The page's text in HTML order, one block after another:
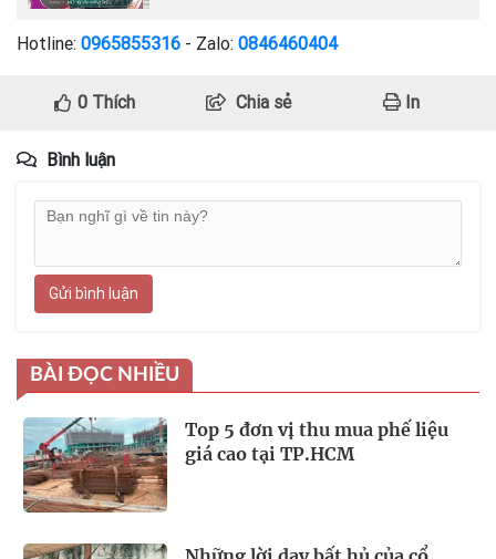
Hotline: 0965855316 - Zalo: 0846460404
0Thích Chia sẻ In
Bình luận
Gửi bình luận
BÀI ĐỌC NHIỀU
Top 5 đơn vị thu mua phế liệu
giá cao tại TP.HCM